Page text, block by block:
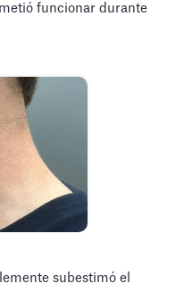
funcionar durante
subestimó el